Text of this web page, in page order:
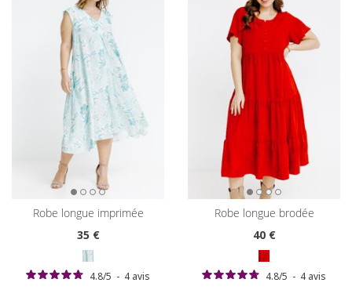
robe longue imprimée
35€
4.8/5 - 4 avis
robe longue brodée
40€
4.8/5 - 4 avis